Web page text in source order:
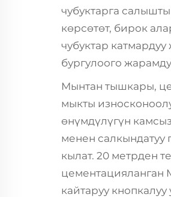
чубуктарга
көрсөтөт, бирок
чубуктар
бургулоого
Мынтан тышкары,
мыкты
өнүмдүлүгүн
менен салкындатуу
кылат. 20 метрден
цементацияланган
кайтаруу